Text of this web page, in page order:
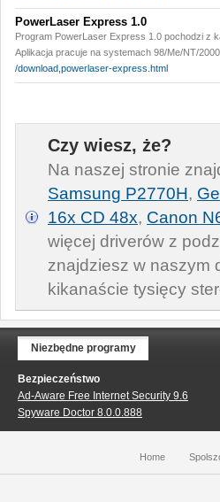
PowerLaser Express 1.0
Program PowerLaser Express 1.0 pochodzi z
Aplikacja pracuje na systemach 98/Me/NT/
/download,powerlaser-express.html
Czy wiesz, że?
Na naszej stronie
Samsung P2770H,
16x CD 48x, Canon
więcej driverów z
znajdziesz w naszym
kikanaście tysięcy
Niezbędne programy
Bezpieczeństwo
Ad-Aware Free Internet Security 9.6
Spyware Doctor 8.0.0.888
Home